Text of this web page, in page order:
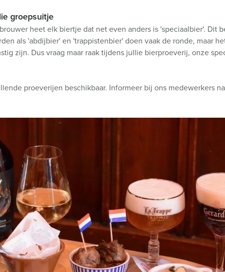
groepsuitje
heet elk biertje dat net even anders is 'speciaalbier'. Dit
als 'abdijbier' en 'trappistenbier' doen vaak de ronde, maar
zijn. Dus vraag maar raak tijdens jullie bierproeverij, onze
proeverijen beschikbaar. Informeer bij ons medewerkers